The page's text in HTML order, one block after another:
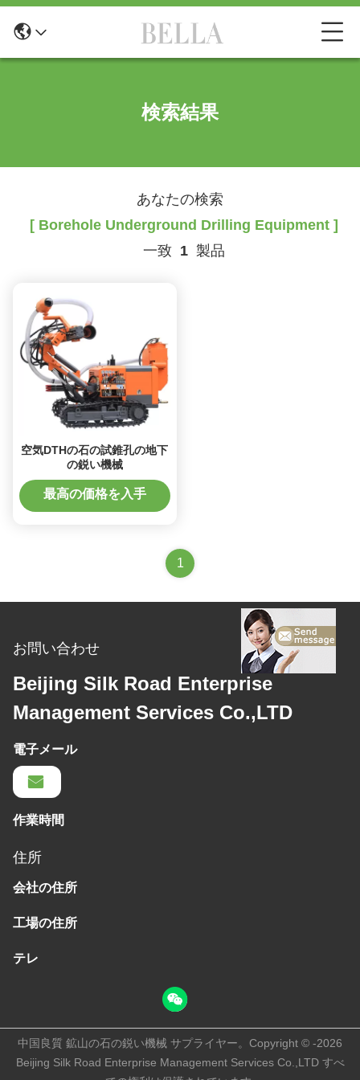
検索結果
あなたの検索
[ Borehole Underground Drilling Equipment ]
一致 1 製品
空気DTHの石の試錐孔の地下
の鋭い機械
最高の価格を入手
1
お問い合わせ
Beijing Silk Road Enterprise
Management Services Co.,LTD
電子メール
作業時間
住所
会社の住所
工場の住所
テレ
中国良質 鉱山の石の鋭い機械 サプライヤー。Copyright © -2026
Beijing Silk Road Enterprise Management Services Co.,LTD すべ